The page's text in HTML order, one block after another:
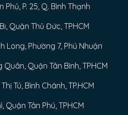
P. 25, Q. Bình Thạnh
Quận Thủ Đức, TPHCM
Long, Phường 7, Phú Nhuận
Quân, Quận Tân Bình, TPHCM
Tú, Bình Chánh, TP.HCM
Quận Tân Phú, TPHCM